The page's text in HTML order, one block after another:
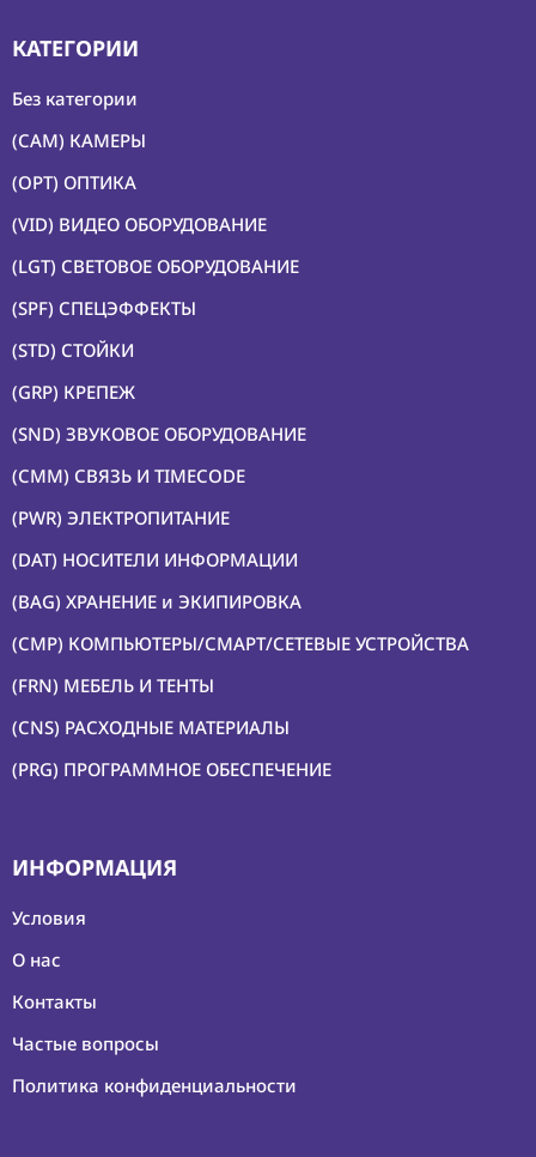
КАТЕГОРИИ
Без категории
(CAM) КАМЕРЫ
(OPT) ОПТИКА
(VID) ВИДЕО ОБОРУДОВАНИЕ
(LGT) СВЕТОВОЕ ОБОРУДОВАНИЕ
(SPF) СПЕЦЭФФЕКТЫ
(STD) СТОЙКИ
(GRP) КРЕПЕЖ
(SND) ЗВУКОВОЕ ОБОРУДОВАНИЕ
(CMM) СВЯЗЬ И TIMECODE
(PWR) ЭЛЕКТРОПИТАНИЕ
(DAT) НОСИТЕЛИ ИНФОРМАЦИИ
(BAG) ХРАНЕНИЕ и ЭКИПИРОВКА
(CMP) КОМПЬЮТЕРЫ/СМАРТ/СЕТЕВЫЕ УСТРОЙСТВА
(FRN) МЕБЕЛЬ И ТЕНТЫ
(CNS) РАСХОДНЫЕ МАТЕРИАЛЫ
(PRG) ПРОГРАММНОЕ ОБЕСПЕЧЕНИЕ
ИНФОРМАЦИЯ
Условия
О нас
Контакты
Частые вопросы
Политика конфиденциальности